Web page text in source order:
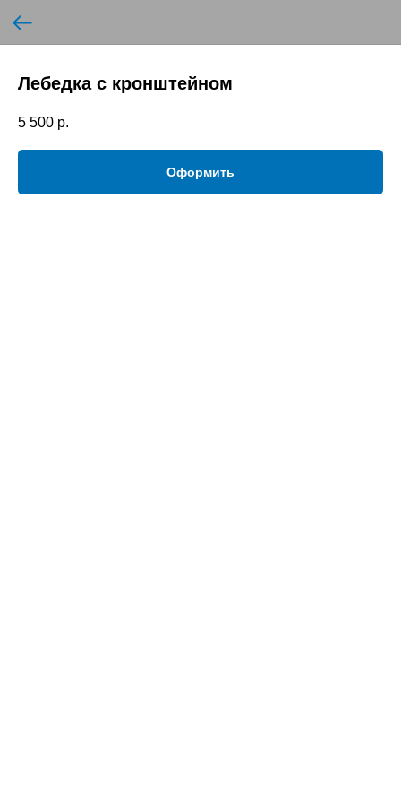
Лебедка с кронштейном
5 500 р.
Оформить